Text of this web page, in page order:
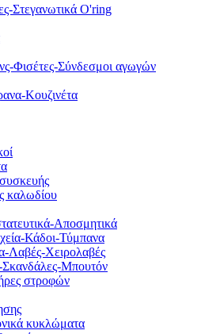
Στεγανωτικά O'ring
Φισέτες-Σύνδεσμοι αγωγών
Κουζινέτα
καλωδίου
Αποσμητικά
Κάδοι-Τύμπανα
Λαβές-Χειρολαβές
Μπουτόν
στροφών
κυκλώματα